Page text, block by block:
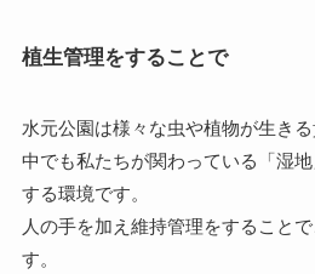
植生管理をすることで
水元公園は様々な虫や植物が生きる
中でも私たちが関わっている「湿
する環境です。
人の手を加え維持管理をすること
す。